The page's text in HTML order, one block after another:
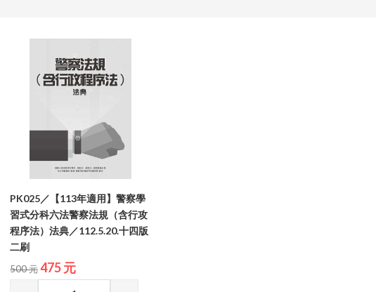
PK025／【113年適用】警察學
習式分科六法警察法規（含行攻
程序法）法典／112.5.20.十四版
二刷
500 元475 元